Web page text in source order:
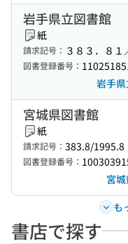
岩手県立図書館
紙
請求記号： ３８３．８１
図書登録番号：
岩手
宮城県図書館
紙
請求記号： 383.8/1995.8
図書登録番号：
宮
も
書店で探す